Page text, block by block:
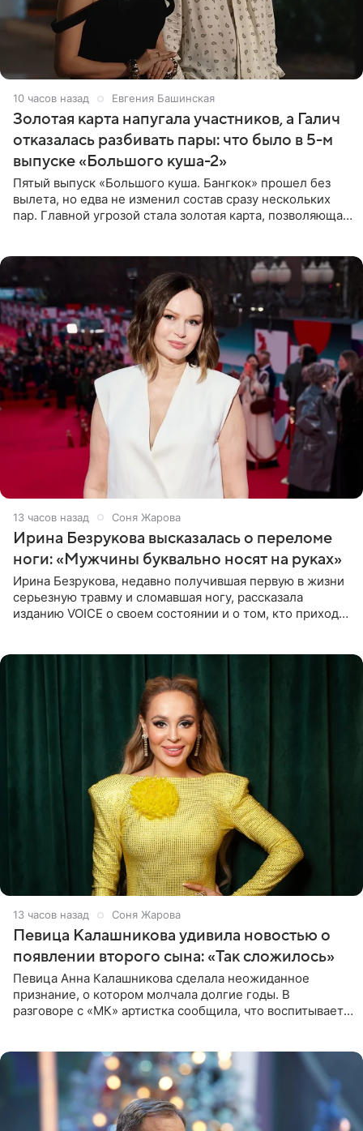
10 часов назад Евгения Башинская
Золотая карта напугала участников, а Галич
отказалась разбивать пары: что было в 5-м
выпуске «Большого куша-2»
Пятый выпуск «Большого куша. Бангкок» прошел без
вылета, но едва не изменил состав сразу нескольких
пар. Главной угрозой стала золотая карта, позволяющая
13 часов назад Соня Жарова
Ирина Безрукова высказалась о переломе
ноги: «Мужчины буквально носят на руках»
Ирина Безрукова, недавно получившая первую в жизни
серьезную травму и сломавшая ногу, рассказала
изданию VOICE о своем состоянии и о том, кто приходит
13 часов назад Соня Жарова
Певица Калашникова удивила новостью о
появлении второго сына: «Так сложилось»
Певица Анна Калашникова сделала неожиданное
признание, о котором молчала долгие годы. В
разговоре с «МК» артистка сообщила, что воспитывает